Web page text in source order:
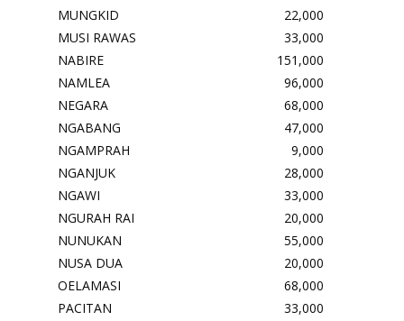
MUNGKID
22,000
MUSI RAWAS
33,000
NABIRE
151,000
NAMLEA
96,000
NEGARA
68,000
NGABANG
47,000
NGAMPRAH
9,000
NGANJUK
28,000
NGAWI
33,000
NGURAH RAI
20,000
NUNUKAN
55,000
NUSA DUA
20,000
OELAMASI
68,000
PACITAN
33,000